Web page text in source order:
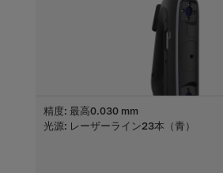
精度: 最高0.030 mm
光源: レーザーライン23本（青）